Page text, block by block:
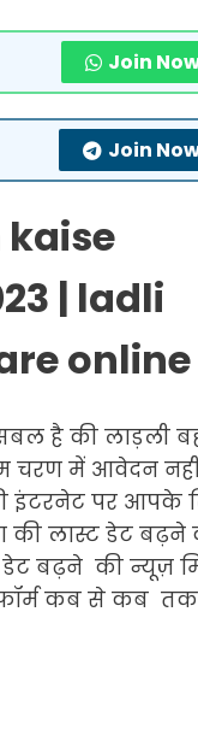
Join
Join
| ladli
online
है की लाड़ली
चरण में आवेदन
इंटरनेट पर आपके
की लास्ट डेट बढ़ने
बढ़ने की न्यूज़
फॉर्म कब से कब तक